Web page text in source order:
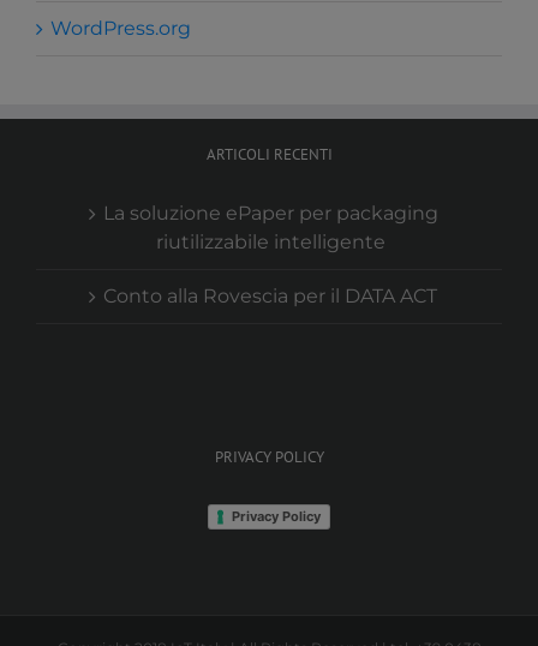
WordPress.org
ARTICOLI RECENTI
La soluzione ePaper per packaging
riutilizzabile intelligente
Conto alla Rovescia per il DATA ACT
PRIVACY POLICY
Privacy Policy